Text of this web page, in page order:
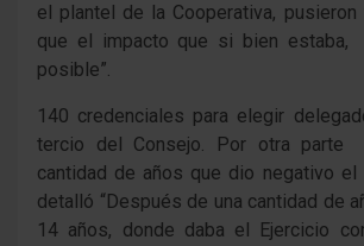
el plantel de la Cooperativa,
que el impacto que si bien estaba,
posible”.
140 credenciales para elegir
tercio del Consejo. Por otra
cantidad de años que dio negativo el
detalló “Después de una cantidad de
14 años, donde daba el Ejercicio